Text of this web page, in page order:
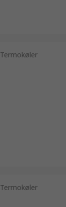
Termokøler
Termokøler